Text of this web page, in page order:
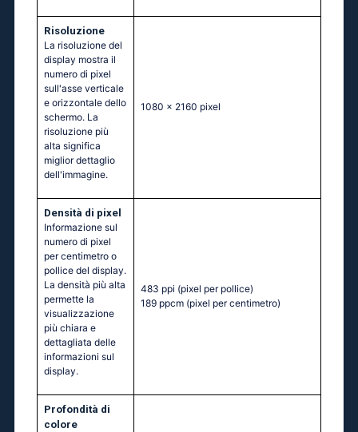
Risoluzione
La risoluzione del
display mostra il
numero di pixel
sull'asse verticale
e orizzontale dello
schermo. La
risoluzione più
alta significa
miglior dettaglio
dell'immagine.
1080 x 2160 pixel
Densità di pixel
Informazione sul
numero di pixel
per centimetro o
pollice del display.
La densità più alta
permette la
visualizzazione
più chiara e
dettagliata delle
informazioni sul
display.
483 ppi (pixel per pollice)
189 ppcm (pixel per centimetro)
Profondità di
colore